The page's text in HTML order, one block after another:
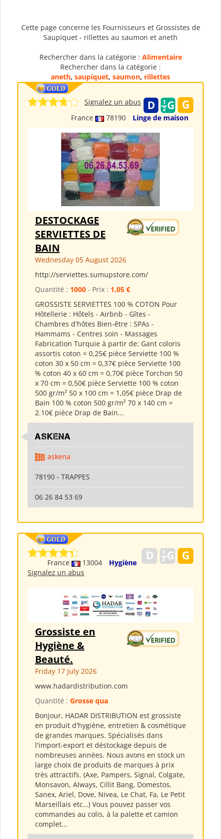
Cette page concerne les Fournisseurs et Grossistes de
Saupiquet - rillettes au saumon et aneth
Rechercher dans la catégorie : Alimentaire
Rechercher dans la catégorie :
aneth, saupiquet, saumon, rillettes
France 78190 Linge de maison
Signalez un abus
DESTOCKAGE
SERVIETTES DE
BAIN
Wednesday 05 August 2026
http://serviettes.sumupstore.com/
Quantité : 1000 - Prix : 1,05 €
GROSSISTE SERVIETTES 100 % COTON Pour
Hôtellerie : Hôtels - Airbnb - Gîtes -
Chambres d'hôtes Bien-être : SPAs -
Hammams - Centres soin - Massages
Fabrication Turquie à partir de: Gant coloris
assortis coton = 0,25€ pièce Serviette 100 %
coton 30 x 50 cm = 0,37€ pièce Serviette 100
% coton 40 x 60 cm = 0,70€ pièce Torchon 50
x 70 cm = 0,50€ pièce Serviette 100 % coton
500 gr/m² 50 x 100 cm = 1,05€ pièce Drap de
Bain 100 % coton 500 gr/m² 70 x 140 cm =
2.10€ pièce Drap de Bain...
ASKENA
askena
78190 - TRAPPES
06 26 84 53 69
France 13004
Hygiène
Signalez un abus
Grossiste en
Hygiène &
Beauté.
Friday 17 July 2026
www.hadardistribution.com
Quantité : Grosse qua
Bonjour, HADAR DISTRIBUTION est grossiste
en produit d'hygiène, entretien & cosmétique
de grandes marques. Spécialisés dans
l'import-export et déstockage depuis de
nombreuses années. Nous avons en stock un
large choix de produits de marques à prix
très attractifs. (Axe, Pampers, Signal, Colgate,
Monsavon, Always, Cillit Bang, Domestos,
Sanex, Ariel, Dove, Nivea, Le Chat, Fa, Le Petit
Marseillais etc…) Vous pouvez passer vos
commandes au colis, à la palette et camion
complet...